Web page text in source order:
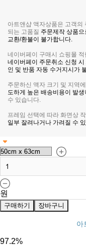
아트앤샵 액자상품은 고객의
되는 고품질 주문제작 상품
교환/환불이 불가합니다.
네이버페이 구매시 쇼핑몰
네이버페이 주문취소 신청
인 및 반품 자동 수거지시가
주문하신 액자 크기 및 지역
도하게 높은 배송비용이 발생
수 있습니다.
프레임 선택에 따라 화면상
일부 잘려나거나 가려질 수
원
구매하기 장바구니
아
97.2%